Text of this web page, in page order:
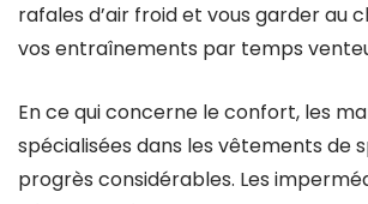
rafales d’air froid et vous garder au
vos entraînements par temps
En ce qui concerne le confort, les
spécialisées dans les vêtements de
progrès considérables. Les